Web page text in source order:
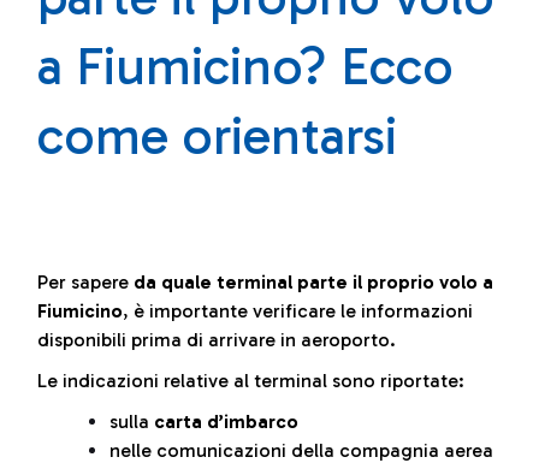
a Fiumicino? Ecco
come orientarsi
Per sapere da quale terminal parte il proprio volo a
Fiumicino, è importante verificare le informazioni
disponibili prima di arrivare in aeroporto.
Le indicazioni relative al terminal sono riportate:
sulla carta d’imbarco
nelle comunicazioni della compagnia aerea